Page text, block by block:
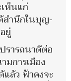
ห็นแก่
สำนึกในบุญ-
ยู่
ารถนาดีต่อ
มการเมือง
ล้ว ฟ้าคงจะ